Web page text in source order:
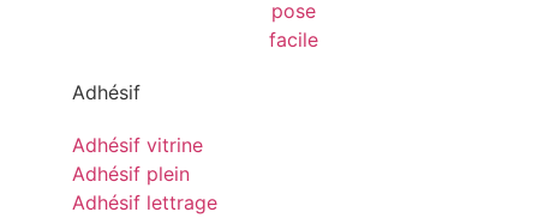
Adhésif
Adhésif vitrine
Adhésif plein
Adhésif lettrage